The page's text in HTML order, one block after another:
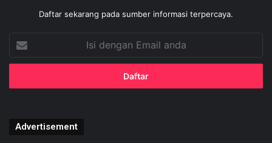
Daftar sekarang pada sumber informasi terpercaya.
dengan
Email
Advertisement